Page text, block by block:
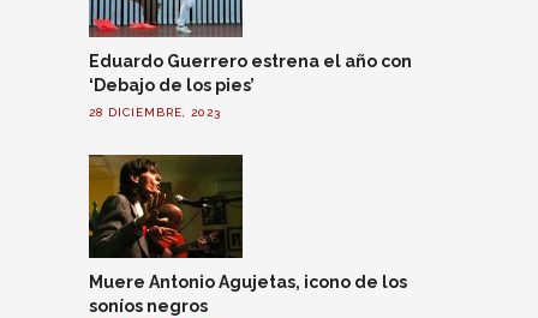
Eduardo Guerrero estrena el año con
‘Debajo de los pies’
28 DICIEMBRE, 2023
Muere Antonio Agujetas, icono de los
soníos negros